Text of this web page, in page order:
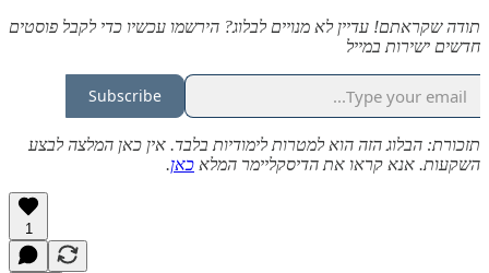
תודה שקראתם! עדיין לא מנויים לבלוג? הירשמו עכשיו כדי לקבל פוסטים
חדשים ישירות במייל
Subscribe
תזכורת: הבלוג הזה הוא למטרות לימודיות בלבד. אין כאן המלצה לבצע
השקעות. אנא קראו את הדיסקליימר המלא כאן.
1